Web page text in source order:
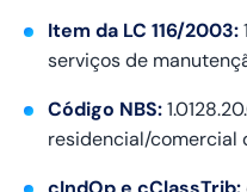
Item da LC 116/2003:
serviços de
Código NBS:
residencial/comercial